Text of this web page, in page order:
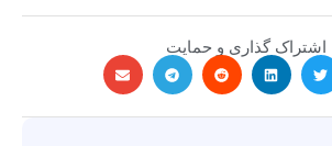
اشتراک گذاری و حمایت